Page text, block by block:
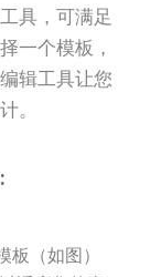
具，可满足
一个模板，
辑工具让您
。
（如图）